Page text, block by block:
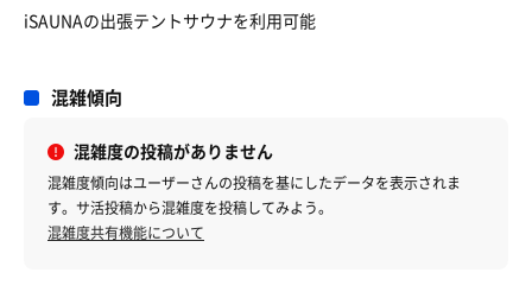
iSAUNAの出張テントサウナを利用可能
混雑傾向
混雑度の投稿がありません
混雑度傾向はユーザーさんの投稿を基にしたデータを表示されま
す。サ活投稿から混雑度を投稿してみよう。
混雑度共有機能について